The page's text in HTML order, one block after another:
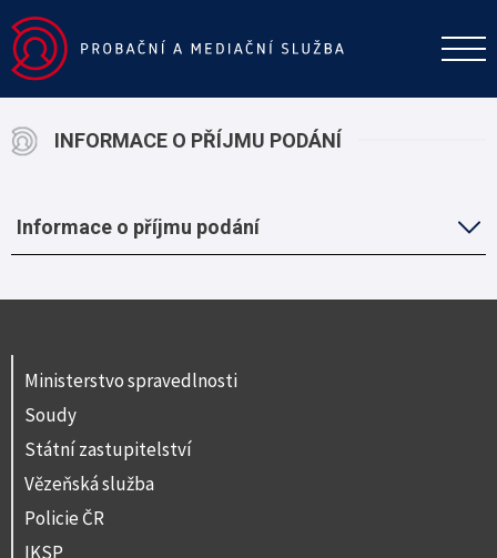
INFORMACE O PŘÍJMU PODÁNÍ
Informace o příjmu podání
Ministerstvo spravedlnosti
Soudy
Státní zastupitelství
Vězeňská služba
Policie ČR
IKSP